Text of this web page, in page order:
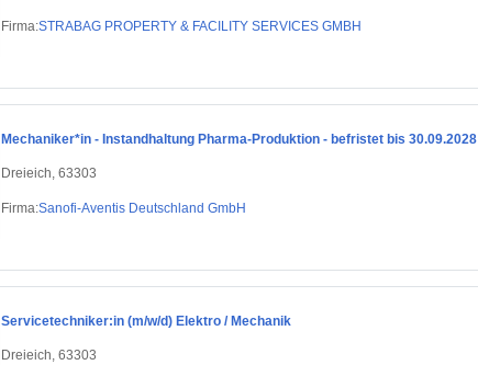
Firma:STRABAG PROPERTY & FACILITY SERVICES GMBH
Mechaniker*in - Instandhaltung Pharma-Produktion - befristet bis 30.09.2028
Dreieich, 63303
Firma:Sanofi-Aventis Deutschland GmbH
Servicetechniker:in (m/w/d) Elektro / Mechanik
Dreieich, 63303